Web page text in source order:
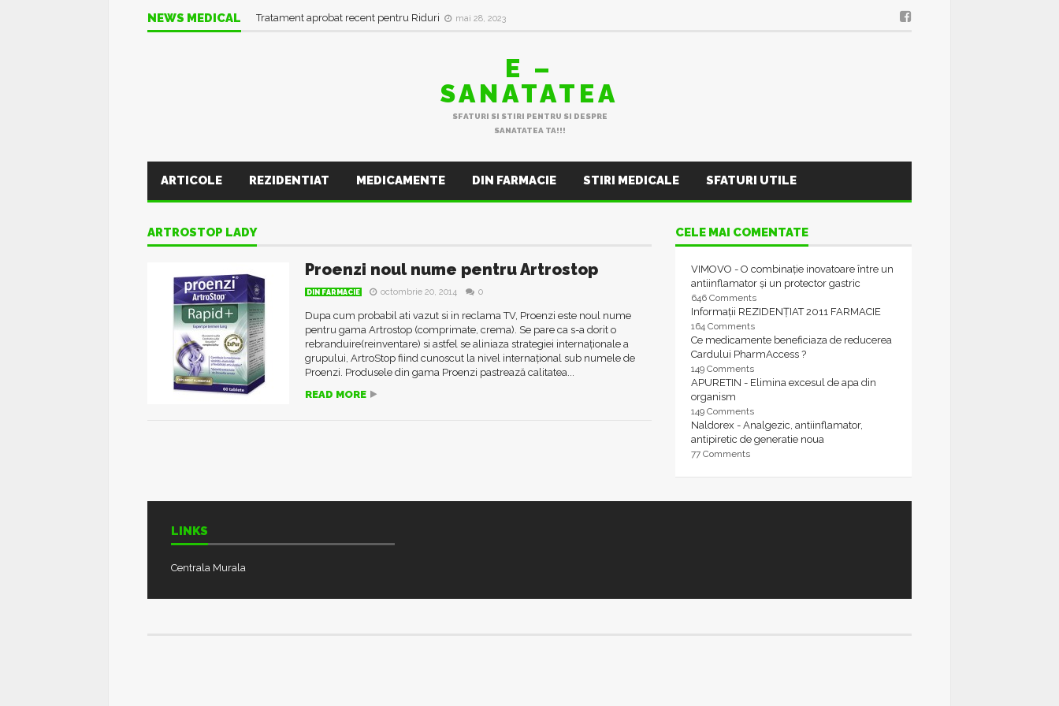
NEWS MEDICAL Tratament aprobat recent pentru Riduri mai 28, 2023
E –
SANATATEA
SFATURI SI STIRI PENTRU SI DESPRE
SANATATEA TA!!!
ARTICOLE REZIDENTIAT MEDICAMENTE DIN FARMACIE STIRI MEDICALE SFATURI UTILE
ARTROSTOP LADY
Proenzi noul nume pentru Artrostop
DIN FARMACIE octombrie 20, 2014 0
Dupa cum probabil ati vazut si in reclama TV, Proenzi este noul nume
pentru gama Artrostop (comprimate, crema). Se pare ca s-a dorit o
rebranduire(reinventare) si astfel se aliniaza strategiei internaționale a
grupului, ArtroStop fiind cunoscut la nivel internațional sub numele de
Proenzi. Produsele din gama Proenzi pastrează calitatea...
READ MORE
CELE MAI COMENTATE
VIMOVO - O combinație inovatoare între un
antiinflamator și un protector gastric
646 Comments
Informații REZIDENȚIAT 2011 FARMACIE
164 Comments
Ce medicamente beneficiaza de reducerea
Cardului PharmAccess ?
149 Comments
APURETIN - Elimina excesul de apa din
organism
149 Comments
Naldorex - Analgezic, antiinflamator,
antipiretic de generatie noua
77 Comments
LINKS
Centrala Murala